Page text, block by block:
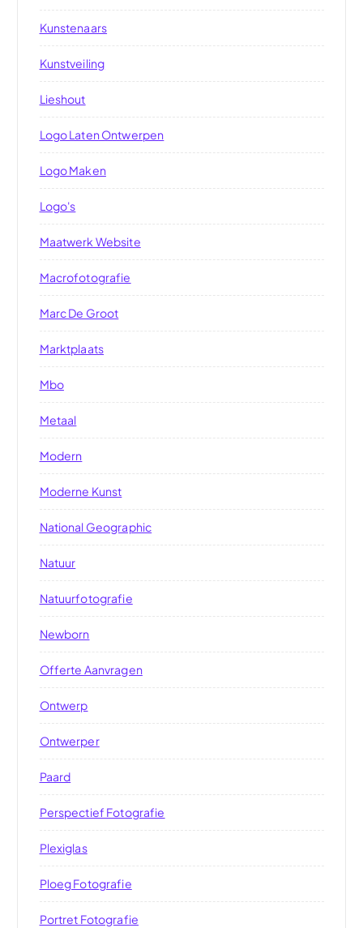
Kunstenaars
Kunstveiling
Lieshout
Logo Laten Ontwerpen
Logo Maken
Logo's
Maatwerk Website
Macrofotografie
Marc De Groot
Marktplaats
Mbo
Metaal
Modern
Moderne Kunst
National Geographic
Natuur
Natuurfotografie
Newborn
Offerte Aanvragen
Ontwerp
Ontwerper
Paard
Perspectief Fotografie
Plexiglas
Ploeg Fotografie
Portret Fotografie